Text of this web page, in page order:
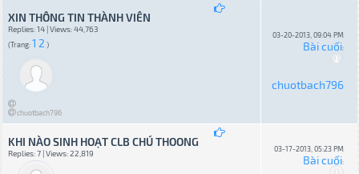
XIN THÔNG TIN THÀNH VIÊN
Replies: 14 | Views: 44,763
(Trang:1 2 )
chuotbach796
03-20-2013, 09:04 PM
Bài cuối:
chuotbach796
KHI NÀO SINH HOẠT CLB CHÚ THOONG
Replies: 7 | Views: 22,819 03-17-2013, 05:23 PM
Bài cuối: